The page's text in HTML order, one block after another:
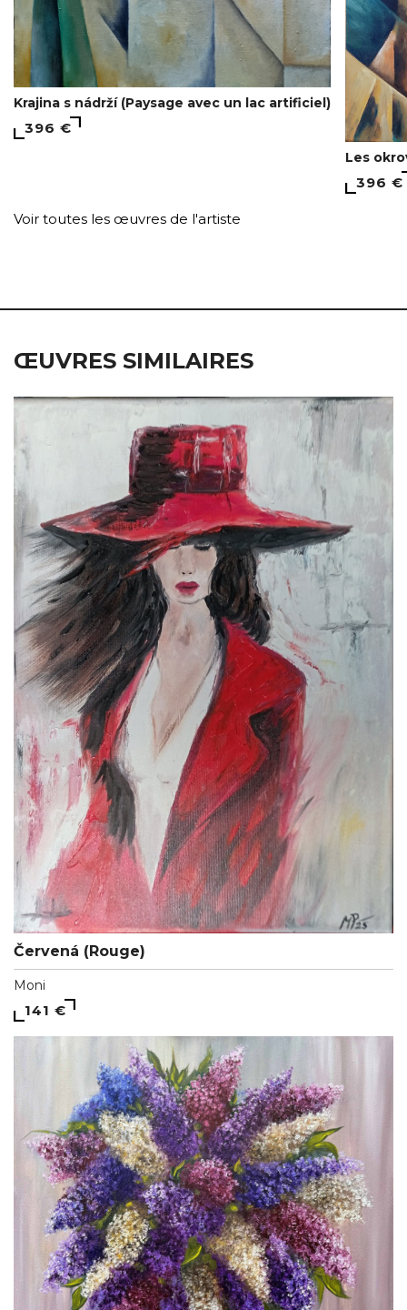
Krajina s nádrží (Paysage avec un lac artificiel)
396 €
Les
396 €
Voir toutes les œuvres de l'artiste
ŒUVRES SIMILAIRES
Červená (Rouge)
Moni
141 €